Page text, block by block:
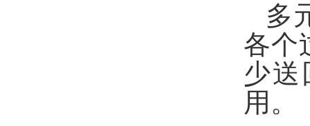
多
各个
少送
用。